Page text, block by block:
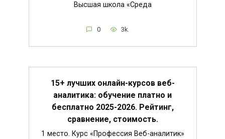
Высшая школа «Среда
0 3k.
15+ лучших онлайн-курсов веб-
аналитика: обучение платно и
бесплатно 2025-2026. Рейтинг,
сравнение, стоимость.
1 место. Курс «Профессия Веб-аналитик»